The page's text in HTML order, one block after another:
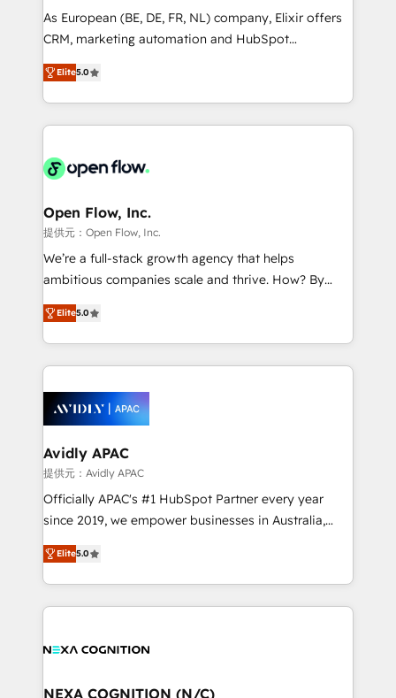
strategy, executed well, and reported on with clear
results. The culture is driven by core values; Joy, Grit,
Mindedness, and Clarity. We are driven to win for the
collective good of the company and its clientele, and
things are happening.
As European (BE, DE, FR, NL) company, Elixir offers
CRM, marketing automation and HubSpot
integration products and services to mid-market
and enterprise customers. We ensure that your sales,
service and marketing department operates in the
most effective way, while at the same time
integrated buyers journey. Elixir is located in
and Amsterdam. Elixir is a first mover and leader
when it comes to HubSpot sales and service
implementations, highly renowned for our business
acumen, process (re-)design experience and a
integrate HubSpot with complex solutions like SAP,
MicroSoft, custom solutions,... Our company also has
Retail execution, CPQ, customer portals and
HubSpot CMS developments. And we're champions
Elite5.0
Open Flow, Inc.
提供元：Open Flow, Inc.
We’re a full-stack growth agency that helps
ambitious companies scale and thrive. How? By
upgrading and streamlining every single revenue-
generating aspect of your business. We’re proud
HubSpot Elite Solutions Partners and devout CRM
nerds who can harness HubSpot’s custom digital
experience. Working hand-in-hand with your team,
we’ll assemble a RevOps machine that drives more
traffic, generates better leads and crushes your
revenue goals. We've worked with thousands of
HubSpot customers and we'd love to work with you
too! Clients come to us for: Advanced CRM solutions
HubSpot Data System Migrations between systems
to HubSpot New lead generation strategies Time-
Elite5.0
Avidly APAC
提供元：Avidly APAC
Officially APAC's #1 HubSpot Partner every year
since 2019, we empower businesses in Australia,
New Zealand, and globally to realise their full
potential through enterprise HubSpot CRM
implementation. And we deliver best practice across
the whole HubSpot platform, covering marketing,
all businesses, from start-up to Enterprise, and have
the world. Our human approach to digital
Elite5.0
NEXA COGNITION (N/C)